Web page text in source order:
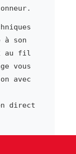
son
au fil
vous
avec
direct